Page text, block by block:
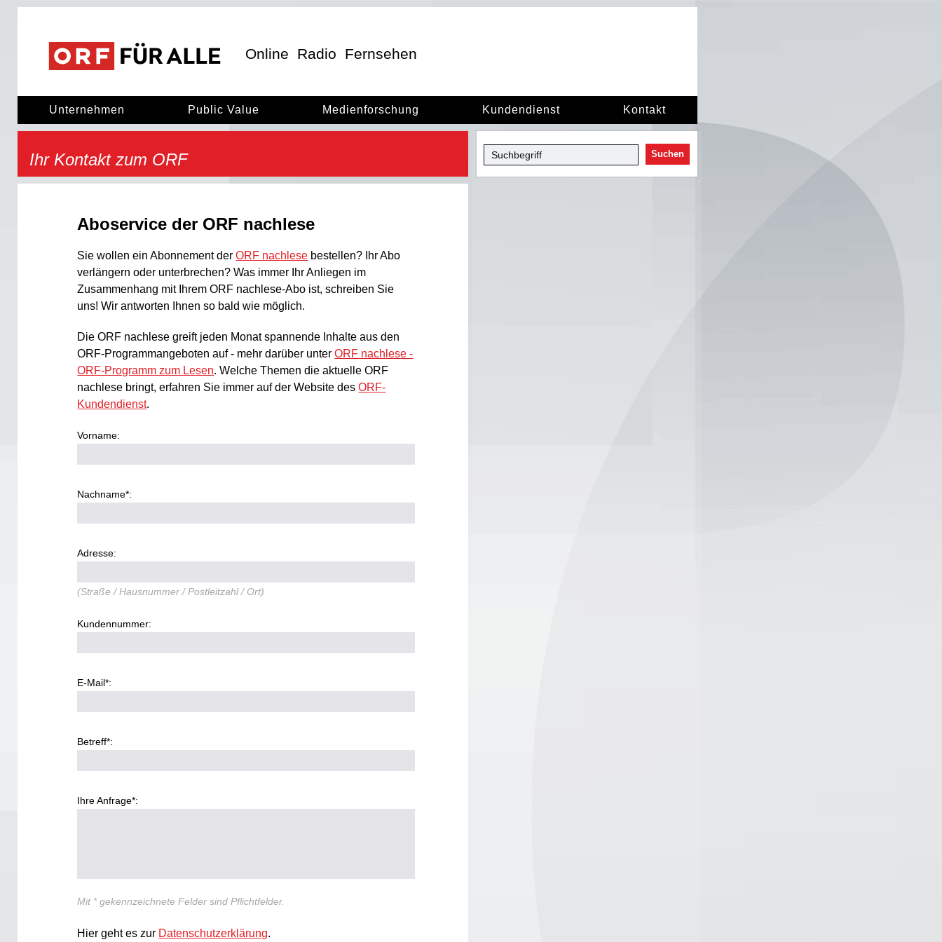
ORF für Alle
ORF für alle Online Radio Fernsehen
Unternehmen Public Value Medienforschung Kundendienst Kontakt
Ihr Kontakt zum ORF
Aboservice der ORF nachlese
Sie wollen ein Abonnement derORF nachlese bestellen? Ihr Abo
verlängern oder unterbrechen? Was immer Ihr Anliegen im
Zusammenhang mit Ihrem ORF nachlese-Abo ist, schreiben Sie
uns! Wir antworten Ihnen so bald wie möglich.
Die ORF nachlese greift jeden Monat spannende Inhalte aus den
ORF-Programmangeboten auf - mehr darüber unterORF nachlese -
ORF-Programm zum Lesen. Welche Themen die aktuelle ORF
nachlese bringt, erfahren Sie immer auf der Website desORF-
Kundendienst.
Vorname:
Nachname*:
Adresse:
(Straße / Hausnummer / Postleitzahl / Ort)
Kundennummer:
E-Mail*:
Betreff*:
Ihre Anfrage*:
Mit * gekennzeichnete Felder sind Pflichtfelder.
Hier geht es zur Datenschutzerklärung.
Suchen